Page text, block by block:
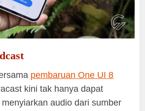
pembaruan One UI 8
kini tak hanya dapat
audio dari sumber